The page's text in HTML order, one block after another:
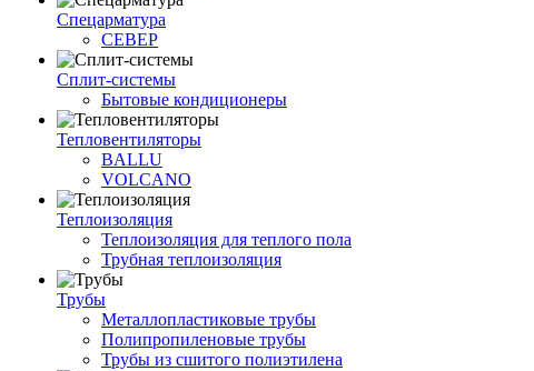
Спецарматура
СЕВЕР
Сплит-системы
Бытовые кондиционеры
Тепловентиляторы
BALLU
VOLCANO
Теплоизоляция
Теплоизоляция для теплого пола
Трубная теплоизоляция
Трубы
Металлопластиковые трубы
Полипропиленовые трубы
Трубы из сшитого полиэтилена